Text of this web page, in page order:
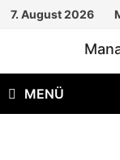
Zum
7. August 2026
MENÜ